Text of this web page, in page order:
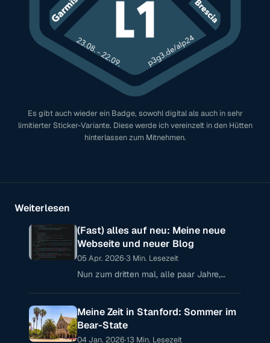
Es gibt auch wieder ein Badge, sowohl digital als auch in sehr
limitierter Sticker-Variante. Diese werde ich vereinzelt in den Hütten
hinterlassen zum Mitnehmen.
Weiterlesen
(Fast) alles auf neu: Meine neue
Webseite und neuer Blog
05 Apr. 2026·3 Min. Lesezeit
Nun zum dritten mal, alle paar Jahre,
Zeit sind – bei meiner privaten Webseite
Meine Zeit in Stanford: Sommer im
Bear-State
04 Jan. 2026·13 Min. Lesezeit